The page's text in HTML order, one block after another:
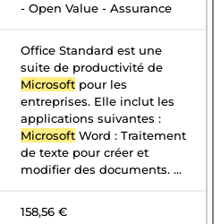
- Open Value - Assurance
Office Standard est une
suite de productivité de
Microsoft pour les
entreprises. Elle inclut les
applications suivantes :
Microsoft Word : Traitement
de texte pour créer et
modifier des documents. ...
158,56 €